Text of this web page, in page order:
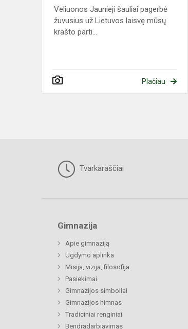
Veliuonos Jaunieji šauliai pagerbė
žuvusius už Lietuvos laisvę mūsų
krašto parti...
Plačiau
Tvarkaraščiai
Gimnazija
Apie gimnaziją
Ugdymo aplinka
Misija, vizija, filosofija
Pasiekimai
Gimnazijos simboliai
Gimnazijos himnas
Tradiciniai renginiai
Bendradarbiavimas